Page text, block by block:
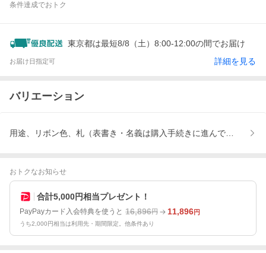
条件達成でおトク
東京都は最短8/8（土）8:00-12:00の間でお届け
お届け日指定可 詳細を見る
バリエーション
用途、リボン色、札（表書き・名義は購入手続きに進んでから記
おトクなお知らせ
合計5,000円相当プレゼント！
PayPayカード入会特典を使うと 16,896円 11,896円
うち2,000円相当は利用先・期間限定。他条件あり